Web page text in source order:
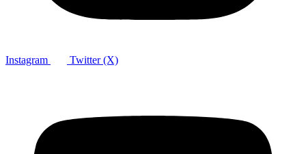
Instagram Twitter (X)